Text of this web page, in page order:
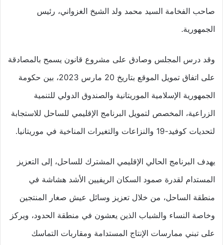
صاحب الفخامة السيد محمد ولد الشيخ الغزواني، رئيس
الجمهورية.
وقد درس المجلس وصادق على مشروع قانون يسمح بالمصادقة
على اتفاق تمويل الموقع بتاريخ 20 مارس 2023، بين حكومة
الجمهورية الإسلامية الموريتانية والصندوق الدولي للتنمية
الزراعية، المخصص لتمويل البرنامج الإقليمي للساحل للاستجابة
لتحديات كوفيد-19 والنزاعات والتغيرات المناخية في موريتانيا.
يهدف البرنامج الحالي الإقليمي المشترك للساحل، إلى التعزيز
المستدام لقدرة صمود السكان الريفيين الأشد هشاشة في
منطقة الساحل، من خلال تعزيز وسائل عيش صغار المنتجين
وخاصة النساء والشباب الذين يعشون في منطقة الحدود، ويركز
على تبني ممارسات الإنتاج المستدامة ومقاربات التماسك